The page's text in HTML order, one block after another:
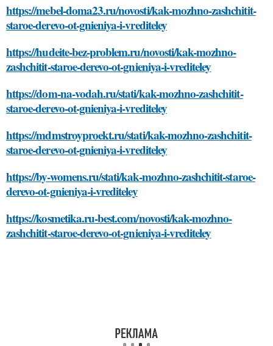
https://mebel-doma23.ru/novosti/kak-mozhno-zashchitit-
staroe-derevo-ot-gnieniya-i-vrediteley
https://hudeite-bez-problem.ru/novosti/kak-mozhno-
zashchitit-staroe-derevo-ot-gnieniya-i-vrediteley
https://dom-na-vodah.ru/stati/kak-mozhno-zashchitit-
staroe-derevo-ot-gnieniya-i-vrediteley
https://mdmstroyproekt.ru/stati/kak-mozhno-zashchitit-
staroe-derevo-ot-gnieniya-i-vrediteley
https://by-womens.ru/stati/kak-mozhno-zashchitit-staroe-
derevo-ot-gnieniya-i-vrediteley
https://kosmetika.ru-best.com/novosti/kak-mozhno-
zashchitit-staroe-derevo-ot-gnieniya-i-vrediteley